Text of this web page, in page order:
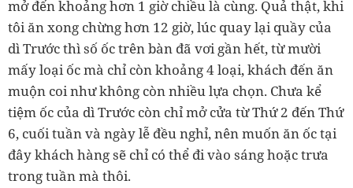
mở đến khoảng hơn 1 giờ chiều là cùng. Quả thật, khi
tôi ăn xong chừng hơn 12 giờ, lúc quay lại quầy của
dì Trước thì số ốc trên bàn đã vơi gần hết, từ mười
mấy loại ốc mà chỉ còn khoảng 4 loại, khách đến ăn
muộn coi như không còn nhiều lựa chọn. Chưa kể
tiệm ốc của dì Trước còn chỉ mở cửa từ Thứ 2 đến Thứ
6, cuối tuần và ngày lễ đều nghỉ, nên muốn ăn ốc tại
đây khách hàng sẽ chỉ có thể đi vào sáng hoặc trưa
trong tuần mà thôi.